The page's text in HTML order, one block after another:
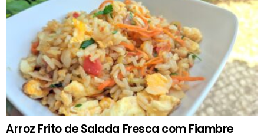
Arroz Frito de Salada Fresca com Fiambre